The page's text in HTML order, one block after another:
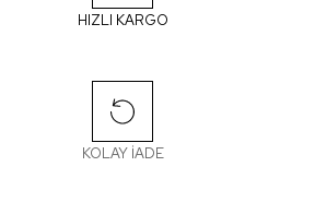
HIZLI KARGO
KOLAY İADE